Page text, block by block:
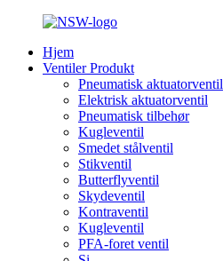
Hjem
Ventiler Produkt
Pneumatisk aktuatorventil
Elektrisk aktuatorventil
Pneumatisk tilbehør
Kugleventil
Smedet stålventil
Stikventil
Butterflyventil
Skydeventil
Kontraventil
Kugleventil
PFA-foret ventil